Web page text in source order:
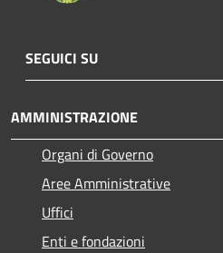
SEGUICI SU
AMMINISTRAZIONE
Organi di Governo
Aree Amministrative
Uffici
Enti e fondazioni